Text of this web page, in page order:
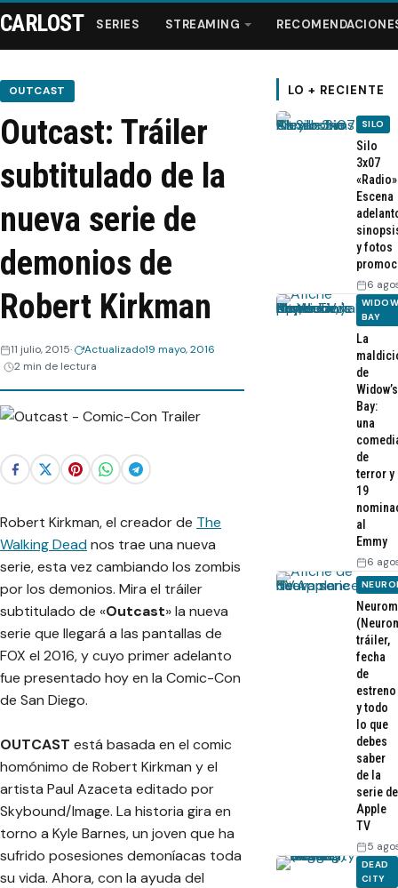
Series
Streaming
Recomendaciones
CARLOST SERIES STREAMING
OUTCAST
Outcast: Tráiler
subtitulado de la
nueva serie de
demonios de
Robert Kirkman
11 julio, 2015 Actualizado19 mayo, 2016
2 min de lectura
Robert Kirkman, el creador de The
Walking Deadnos trae una nueva
serie, esta vez cambiando los zombis
por los demonios. Mira el tráiler
subtitulado de «Outcast» la nueva
serie que llegará a las pantallas de
FOX el 2016, y cuyo primer adelanto
fue presentado hoy en la Comic-Con
de San Diego.
OUTCAST está basada en el comic
homónimo de Robert Kirkman y el
artista Paul Azaceta editado por
Skybound/Image. La historia gira en
torno a Kyle Barnes, un joven que ha
sufrido posesiones demoníacas toda
su vida. Ahora, con la ayuda del
LO + RECIENTE
SILO
Silo
3x07
Escena
y fotos
6
BAY
La
de
Widow’s
Bay:
una
de
terror y
19
al
Emmy
6
tráiler,
fecha
de
estreno
y todo
lo que
debes
saber
de la
serie de
Apple
TV
5
DEAD
CITY